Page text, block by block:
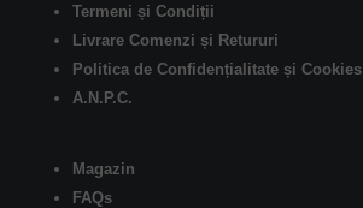
Termeni și Condiții
Livrare Comenzi și Retururi
Politica de Confidențialitate și Cookies
A.N.P.C.
Magazin
FAQs